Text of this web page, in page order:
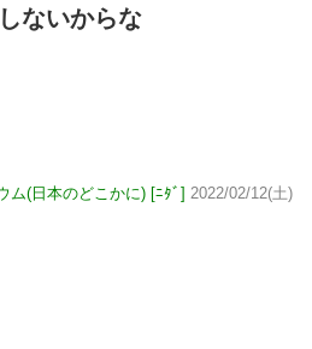
ないからな
ム(日本のどこかに) [ﾆﾀﾞ] 2022/02/12(土)